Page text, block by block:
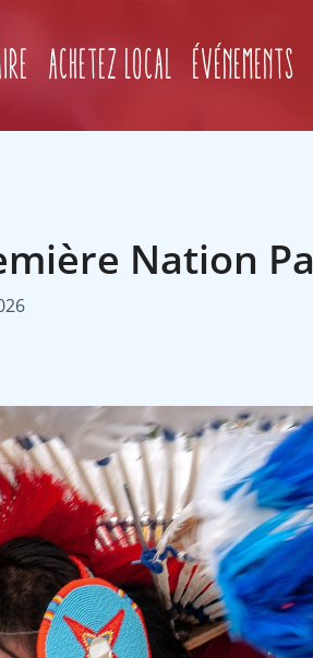
Achetez local Événements
Nation